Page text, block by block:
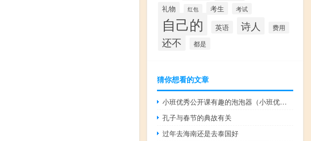
礼物 红包 考生 考试
自己的 英语 诗人 费用
还不 都是
猜你想看的文章
小班优秀公开课有趣的泡泡器（小班优秀公开课教案）
孔子与春节的典故有关
过年去海南还是去泰国好